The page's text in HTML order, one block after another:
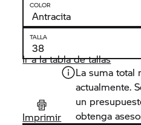
impermeables y
contra la humedad.
COLOR
TALLA
Ir a la tabla de tallas
Imprimir
La suma total
actualmente.
un
obtenga